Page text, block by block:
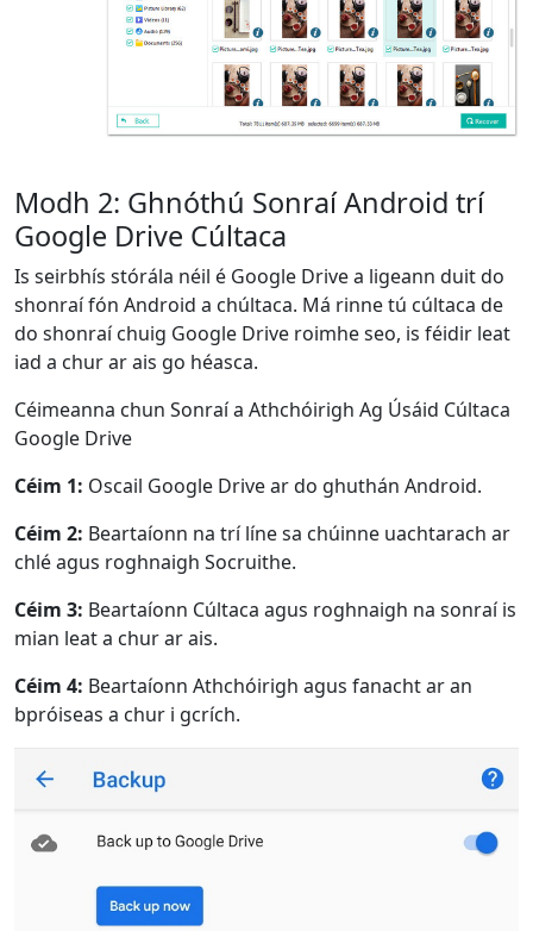
Modh 2: Ghnóthú Sonraí Android trí
Google Drive Cúltaca
Is seirbhís stórála néil é Google Drive a ligeann duit do
shonraí fón Android a chúltaca. Má rinne tú cúltaca de
do shonraí chuig Google Drive roimhe seo, is féidir leat
iad a chur ar ais go héasca.
Céimeanna chun Sonraí a Athchóirigh Ag Úsáid Cúltaca
Google Drive
Céim 1: Oscail Google Drive ar do ghuthán Android.
Céim 2: Beartaíonn na trí líne sa chúinne uachtarach ar
chlé agus roghnaigh Socruithe.
Céim 3: Beartaíonn Cúltaca agus roghnaigh na sonraí is
mian leat a chur ar ais.
Céim 4: Beartaíonn Athchóirigh agus fanacht ar an
bpróiseas a chur i gcrích.
Athrú Teanga
English Nederlands
Tiếng Việt
Deutsche
Norsk
Suomalainen
Svenska
Dansk